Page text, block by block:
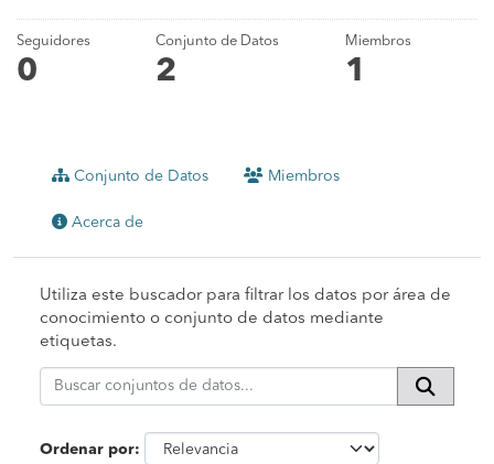
Seguidores
0
Conjunto de Datos
2
Miembros
1
Conjunto de Datos Miembros
Acerca de
Utiliza este buscador para filtrar los datos por área de
conocimiento o conjunto de datos mediante
etiquetas.
Ordenar por